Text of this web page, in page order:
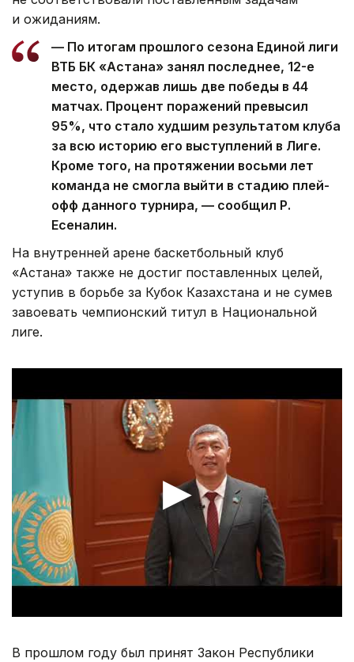
и ожиданиям.
— По итогам прошлого сезона Единой лиги
ВТБ БК «Астана» занял последнее, 12-е
место, одержав лишь две победы в 44
матчах. Процент поражений превысил
95%, что стало худшим результатом клуба
за всю историю его выступлений в Лиге.
Кроме того, на протяжении восьми лет
команда не смогла выйти в стадию плей-
офф данного турнира, — сообщил Р.
Есеналин.
На внутренней арене баскетбольный клуб
«Астана» также не достиг поставленных целей,
уступив в борьбе за Кубок Казахстана и не сумев
завоевать чемпионский титул в Национальной
лиге.
В прошлом году был принят Закон Республики